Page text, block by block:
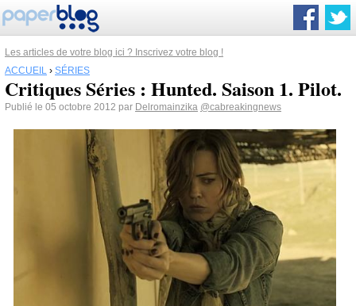
Les articles de votre blog ici ? Inscrivez votre blog !
ACCUEIL › SÉRIES
Critiques Séries : Hunted. Saison 1. Pilot.
Publié le 05 octobre 2012 par Delromainzika @cabreakingnews